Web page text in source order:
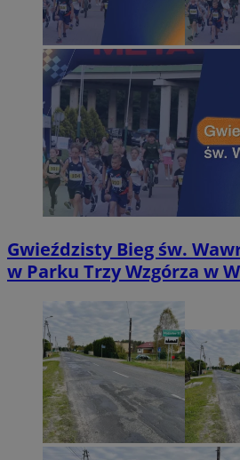
Gwieździsty Bieg św.
w Parku Trzy Wzgórza w